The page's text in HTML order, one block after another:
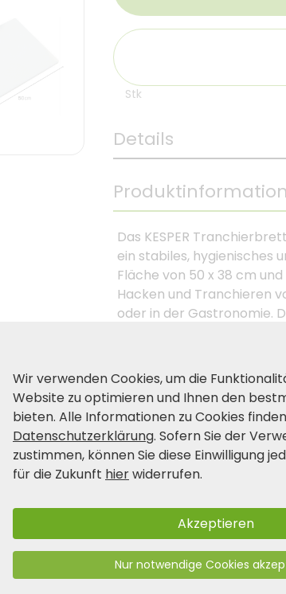
Stk
Details
Das KESPER
ein stabiles, hygienisches
Fläche von 50 x 38 cm
Hacken und Tranchieren
oder in der Gastronomie.
geschmacksneutral,
höchste
Kunststoff-Tranchierbrett
Produkt- und
Wir verwenden Cookies, um die
Website zu optimieren und Ihnen den
bieten. Alle Informationen zu Cookies
Datenschutzerklärung. Sofern Sie der
zustimmen, können Sie diese Einwilligung
für die Zukunft hierwiderrufen.
Akzeptieren
Nur notwendige Cookies